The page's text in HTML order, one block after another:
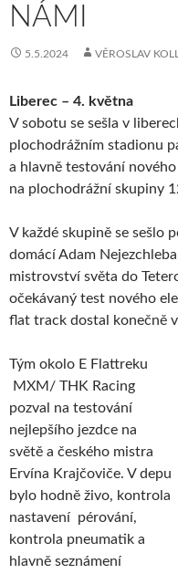
NÁMI
5.5.2024 VĚROSLAV
Liberec – 4. května
V sobotu se sešla v
plochodrážním stadionu
a hlavně testování
na plochodrážní skupiny
V každé skupině se sešlo
domácí Adam
mistrovství světa do
očekávaný test nového
flat track dostal konečně
Tým okolo E Flattreku
MXM/ THK Racing
pozval na testování
nejlepšího jezdce na
světě a českého mistra
Ervína Krajčoviče. V depu
bylo hodně živo, kontrola
nastavení pérování,
kontrola pneumatik a
hlavně seznámení